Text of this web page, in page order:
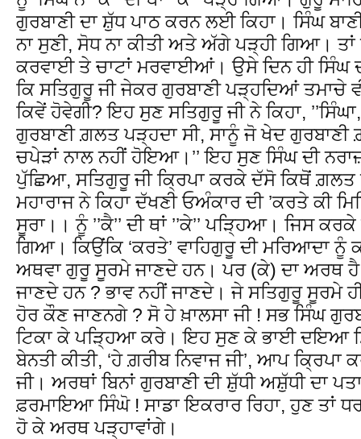
ਗੁਰਬਾਣੀ ਦਾ ਸ਼ੁੱਧ ਪਾਠ ਕਰਨ ਲਈ ਕਿਹਾ। ਸਿੰਘ
ਨਾ ਸੁਣੀ, ਸੋਧ ਨਾ ਕੀਤੀ ਅਤੇ ਅੱਗੇ ਪੜ੍ਹੀ ਗਿਆ।
ਕਰਵਾਈ ਤੇ ਚਾਟਾਂ ਮਰਵਾਈਆਂ। ਉਸੇ ਦਿਨ ਹੀ ਸਿੰਘ
ਕਿ ਸਤਿਗੁਰੂ ਜੀ ਜੇਕਰ ਗੁਰਬਾਣੀ ਪੜ੍ਹਦਿਆਂ ਤਮਾਚੇ
ਕਿਵੇਂ ਹੋਵੇਗੀ? ਇਹ ਸੁਣ ਸਤਿਗੁਰੂ ਜੀ ਨੇ ਕਿਹਾ,
ਗੁਰਬਾਣੀ ਗ਼ਲਤ ਪੜ੍ਹਦਾ ਸੀ, ਸਾਨੂੰ ਜੋ ਖੇਦ
ਚਪੇੜਾਂ ਨਾਲ ਨਹੀਂ ਹੋਇਆ।’’ ਇਹ ਸੁਣ ਸਿੰਘ ਦੀ
ਪੁੱਛਿਆ, ਸਤਿਗੁਰੂ ਜੀ ਕ੍ਰਿਪਾ ਕਰਕੇ ਦੱਸੋ ਕਿਥੋਂ ਗ਼ਲਤ
ਮਹਾਰਾਜ ਨੇ ਕਿਹਾ ਦੱਖਣੀ ਓਅੰਕਾਰ ਦੀ ’ਕਰਤੇ ਕੀ
ਸੂਰਾ।। ਨੂੰ ’’ਕੈ’’ ਦੀ ਥਾਂ ’’ਕੇ’’ ਪੜ੍ਹਿਆ। ਜਿਸ
ਗਿਆ। ਕਿਉਂਕਿ ‘ਕਰਤੇ’ ਵਾਹਿਗੁਰੂ ਦੀ ਮਰਿਆਦਾ
ਅਥਵਾ ਗੁਰੂ ਸੂਰਮੇ ਜਾਣਦੇ ਹਨ। ਪਰ (ਕੇ) ਦਾ ਅਰਥ ਹੈ
ਜਾਣਦੇ ਹਨ ? ਭਾਵ ਨਹੀਂ ਜਾਣਦੇ। ਜੇ ਸਤਿਗੁਰੂ ਸੂਰਮੇ
ਹੋਰ ਕੌਣ ਜਾਣਨਗੇ ? ਸੋ ਹੇ ਖ਼ਾਲਸਾ ਜੀ ! ਸਭ ਸਿੰਘ
ਟਿਕਾ ਕੇ ਪੜ੍ਹਿਆ ਕਰੇ। ਇਹ ਸੁਣ ਕੇ ਭਾਈ ਦਇਆ
ਬੇਨਤੀ ਕੀਤੀ, ‘ਹੇ ਗ਼ਰੀਬ ਨਿਵਾਜ ਜੀ’, ਆਪ
ਜੀ। ਅਰਥਾਂ ਬਿਨਾਂ ਗੁਰਬਾਣੀ ਦੀ ਸ਼ੁੱਧੀ ਅਸ਼ੁੱਧੀ ਦਾ
ਫ਼ਰਮਾਇਆ ਸਿੰਘੋ ! ਸਾਡਾ ਇਕਰਾਰ ਰਿਹਾ, ਹੁਣ ਤਾਂ
ਹੋ ਕੇ ਅਰਥ ਪੜ੍ਹਾਵਾਂਗੇ।